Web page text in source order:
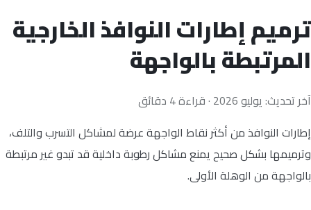
ترميم إطارات النوافذ الخارجية
المرتبطة بالواجهة
آخر تحديث: يوليو 2026 · قراءة 4 دقائق
إطارات النوافذ من أكثر نقاط الواجهة عرضة لمشاكل التسرب والتلف،
وترميمها بشكل صحيح يمنع مشاكل رطوبة داخلية قد تبدو غير مرتبطة
بالواجهة من الوهلة الأولى.